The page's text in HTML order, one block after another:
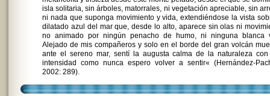
isla solitaria, sin árboles, matorrales, ni vegetación apreciable, sin
ni nada que suponga movimiento y vida, extendiéndose la vista
dilatado azul del mar que, desde lo alto, aparece sin olas ni
no animado por ningún penacho de humo, ni ninguna blanca
Alejado de mis compañeros y solo en el borde del gran volcán
ante el sereno mar, sentí la augusta calma de la naturaleza
intensidad como nunca espero volver a sentir« (Hernández-
2002: 289).